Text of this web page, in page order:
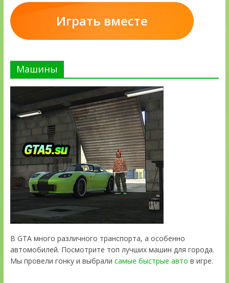
Играть вместе
Машины
В GTA много различного транспорта, а особенно
автомобилей. Посмотрите топ лучших машин для города.
Мы провели гонку и выбрали самые быстрые авто в игре.